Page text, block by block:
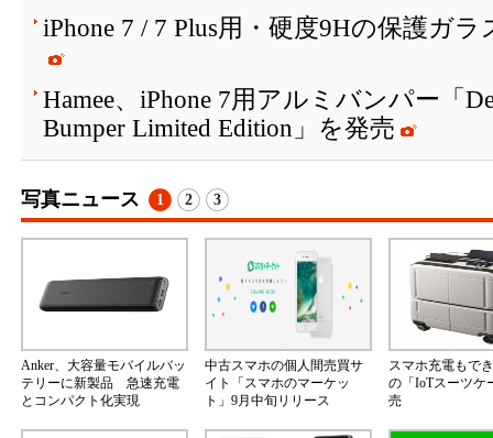
iPhone 7 / 7 Plus用・硬度9Hの保護ガ
Hamee、iPhone 7用アルミバンパー「
Bumper Limited Edition」を発売
写真ニュース 1 2 3
Anker、大容量モバイルバッ
テリーに新製品 急速充電
とコンパクト化実現
中古スマホの個人間売買サ
イト「スマホのマーケッ
ト」9月中旬リリース
スマホ充電もで
の「IoTスーツケ
売